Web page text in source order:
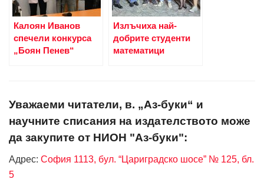
Калоян Иванов
спечели конкурса
„Боян Пенев“
Излъчиха най-
добрите студенти
математици
Уважаеми читатели, в. „Аз-буки“ и
научните списания на издателството може
да закупите от НИОН "Аз-буки":
Адрес: София 1113, бул. “Цариградско шосе” № 125, бл.
5